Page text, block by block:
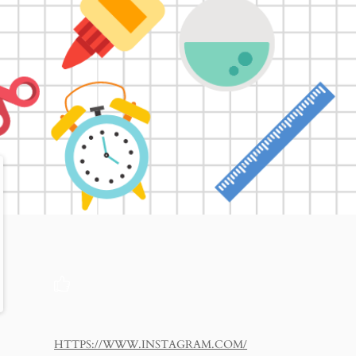
HTTPS://WWW.INSTAGRAM.COM/